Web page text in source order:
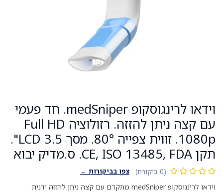
וידאו לרינגוסקופ medSniper. חד פעמי
עם קצה ניתן להזזה. רזולוציה Full HD
1080p. זווית צפייה 80°. מסך LCD 3.5".
תקן CE, ISO 13485, FDA. ס.מדיק יבוא
(0 ביקורת) צפו בביקורות ←
וידאו לרינגוסקופ medSniper מתקדם עם קצה ניתן להזזה ידנית.